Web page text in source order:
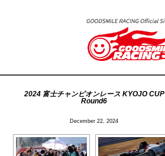
2024 富士チャンピオンレース KYOJO CUP
Round6
December 22, 2024